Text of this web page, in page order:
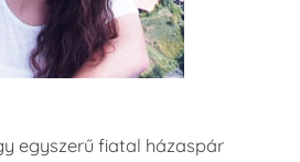
egyszerű fiatal házaspár